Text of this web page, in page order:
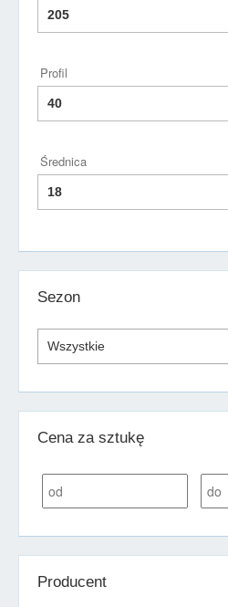
Profil
Średnica
Sezon
Cena za sztukę
Producent